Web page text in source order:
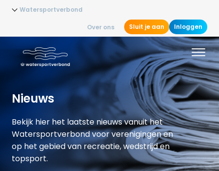
Watersportverbond
Over ons Sluit je aan Inloggen
Nieuws
Bekijk hier het laatste nieuws vanuit het
Watersportverbond voor verenigingen en
op het gebied van recreatie, wedstrijd en
topsport.